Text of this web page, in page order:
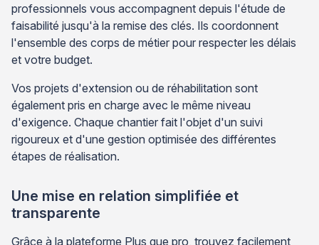
professionnels vous accompagnent depuis l'étude de
faisabilité jusqu'à la remise des clés. Ils coordonnent
l'ensemble des corps de métier pour respecter les délais
et votre budget.
Vos projets d'extension ou de réhabilitation sont
également pris en charge avec le même niveau
d'exigence. Chaque chantier fait l'objet d'un suivi
rigoureux et d'une gestion optimisée des différentes
étapes de réalisation.
Une mise en relation simplifiée et
transparente
Grâce à la plateforme Plus que pro, trouvez facilement